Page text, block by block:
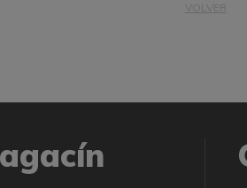
VOLVER